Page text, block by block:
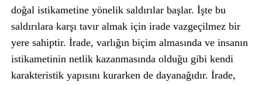
doğal istikametine yönelik saldırılar başlar. İşte bu
saldırılara karşı tavır almak için irade vazgeçilmez bir
yere sahiptir. İrade, varlığın biçim almasında ve insanın
istikametinin netlik kazanmasında olduğu gibi kendi
karakteristik yapısını kurarken de dayanağıdır. İrade,